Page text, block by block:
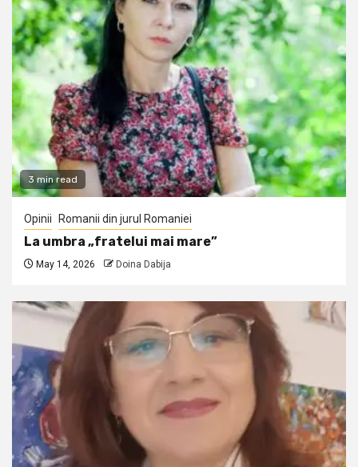
3 min read
Opinii Romanii din jurul Romaniei
La umbra „fratelui mai mare”
May 14, 2026 Doina Dabija